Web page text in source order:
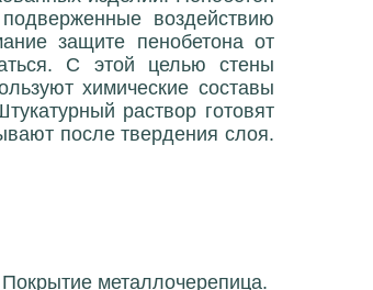
воздействию
защите пенобетона от
С этой целью стены
химические составы
раствор готовят
после твердения слоя.
металлочерепица.